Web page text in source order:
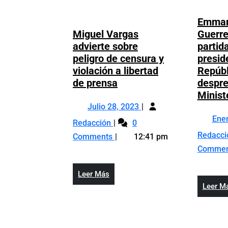
Miguel Vargas
advierte sobre
peligro de censura y
violación a libertad
de prensa
advierte
sobre
peligro
Julio 28, 2023 Julio
Redacción Miguel
Vargas
0
Comments
12:41 pm
Leer Más
Más
Leer